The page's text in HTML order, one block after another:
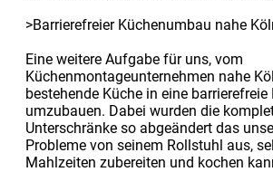
>Barrierefreier Küchenumbau nahe
Eine weitere Aufgabe für uns, vom
Küchenmontageunternehmen nahe
bestehende Küche in eine barrierefreie
umzubauen. Dabei wurden die
Unterschränke so abgeändert das
Probleme von seinem Rollstuhl aus,
Mahlzeiten zubereiten und kochen